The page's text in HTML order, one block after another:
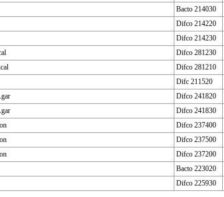
Bacto 214030
Difco 214220
Difco 214230
Difco 281230
Difco 281210
Difc 211520
Difco 241820
Difco 241830
Difco 237400
Difco 237500
Difco 237200
Bacto 223020
Difco 225930